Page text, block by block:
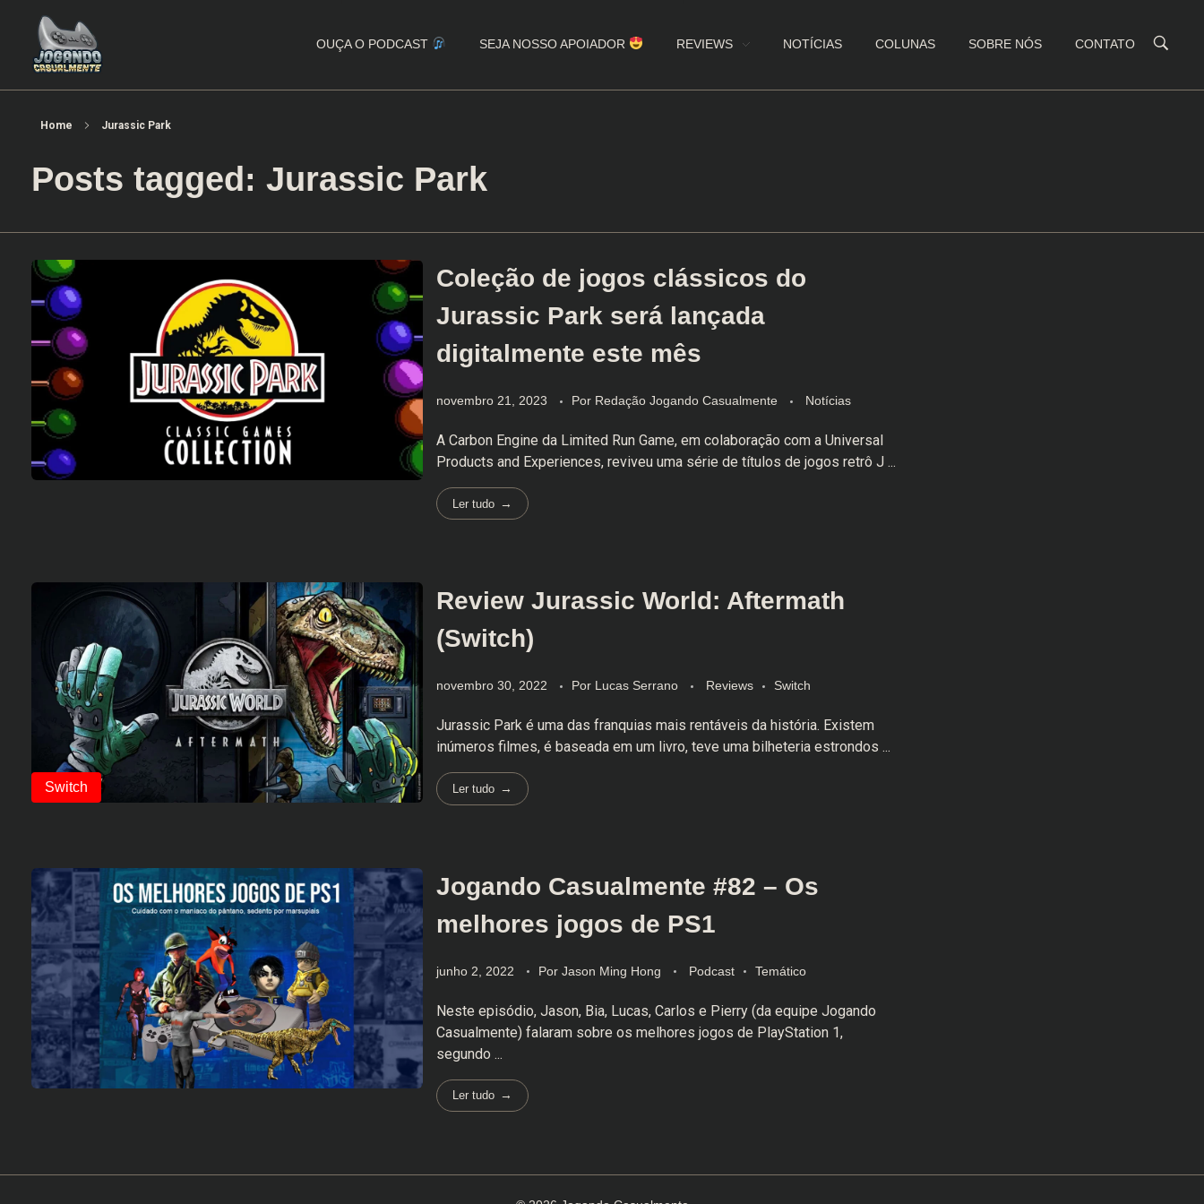
OUÇA O PODCAST SEJA NOSSO APOIADOR REVIEWS NOTÍCIAS COLUNAS SOBRE NÓS CONTATO
Home Jurassic Park
Posts tagged: Jurassic Park
Coleção de jogos clássicos do
Jurassic Park será lançada
digitalmente este mês
novembro 21, 2023 Por Redação Jogando Casualmente Notícias
A Carbon Engine da Limited Run Game, em colaboração com a Universal
Products and Experiences, reviveu uma série de títulos de jogos retrô J ...
Ler tudo
Review Jurassic World: Aftermath
(Switch)
novembro 30, 2022 Por Lucas Serrano Reviews Switch
Jurassic Park é uma das franquias mais rentáveis da história. Existem
inúmeros filmes, é baseada em um livro, teve uma bilheteria estrondos ...
Ler tudo
Jogando Casualmente #82 – Os
melhores jogos de PS1
junho 2, 2022 Por Jason Ming Hong Podcast Temático
Neste episódio, Jason, Bia, Lucas, Carlos e Pierry (da equipe Jogando
Casualmente) falaram sobre os melhores jogos de PlayStation 1,
segundo ...
Ler tudo